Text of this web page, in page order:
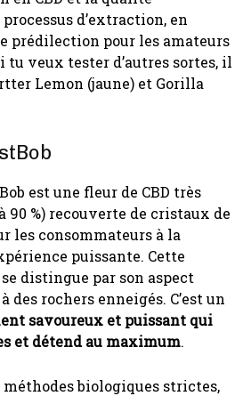
d’extraction, en
prédilection pour les amateurs
tu veux tester d’autres sortes, il
Lemon (jaune) et Gorilla
est une fleur de CBD très
90 %) recouverte de cristaux de
les consommateurs à la
puissante. Cette
distingue par son aspect
des rochers enneigés. C’est un
savoureux et puissant qui
et détend au maximum.
biologiques strictes,